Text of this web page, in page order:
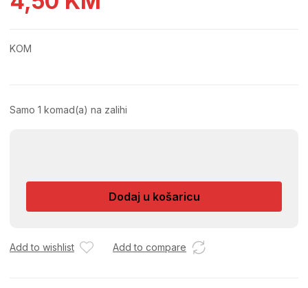
KOM
Samo 1 komad(a) na zalihi
BLISTERU
01012338
Dodaj u košaricu
Add to wishlist Add to compare